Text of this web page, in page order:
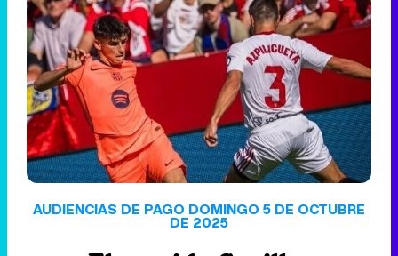
'120 Minutos' celebra sus 2.000 programas en Telemadrid con un vídeo del día a día en la redacción
Tráiler de '33 días', la nueva serie de Atresplayer con Julián Villagrán y José Manuel Poga
AUDIENCIAS DE PAGO DOMINGO 5 DE OCTUBRE
DE 2025